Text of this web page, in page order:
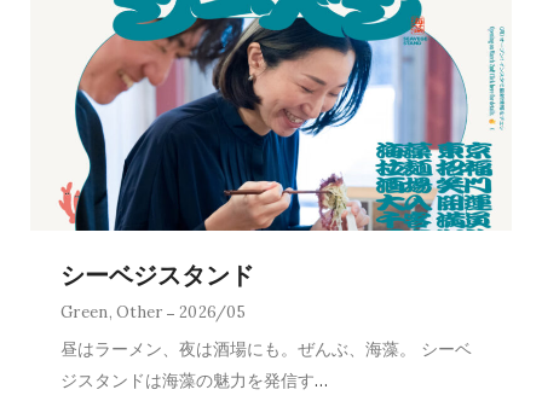
シーベジスタンド
Green,Other 2026/05
昼はラーメン、夜は酒場にも。ぜんぶ、海藻。 シーベ
ジスタンドは海藻の魅力を発信す…